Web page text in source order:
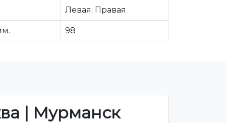
Левая; Правая
98
| Мурманск